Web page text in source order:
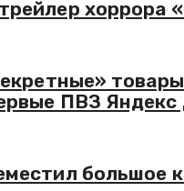
хоррора
ПВЗ
большое